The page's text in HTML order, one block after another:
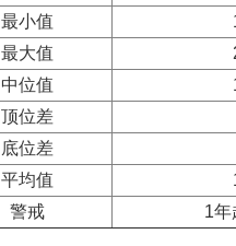
最小值
最大值
中位值
顶位差
底位差
平均值
警戒
1年